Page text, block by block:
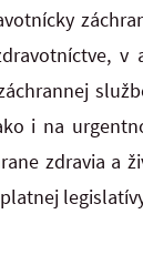
v
i na
zdravia a